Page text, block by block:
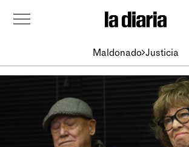
Maldonado Justicia